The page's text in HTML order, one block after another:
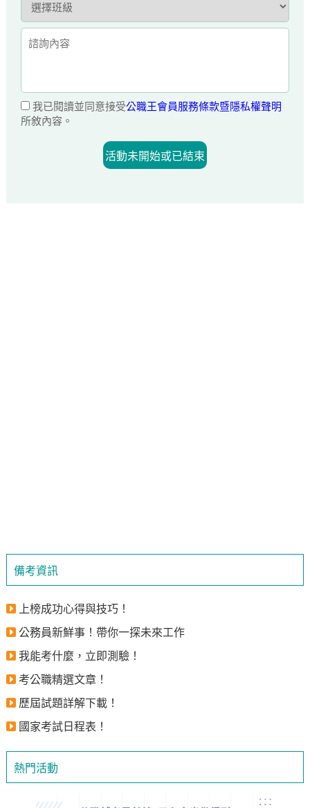
備考資訊
上榜成功心得與技巧！
公務員新鮮事！帶你一探未來工作
我能考什麼，立即測驗！
考公職精選文章！
歷屆試題詳解下載！
國家考試日程表！
熱門活動
我已閱讀並同意接受公職王會員服務條款暨隱私權聲明
所敘內容。
活動未開始或已結束